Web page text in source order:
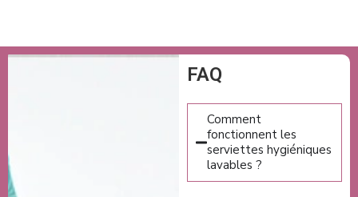
FAQ
Comment
fonctionnent les
serviettes hygiéniques
lavables ?